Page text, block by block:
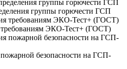
группы горючести ГСП
требованиям ЭКО-Тест+ (ГОСТ)
безопасности на ГСП-